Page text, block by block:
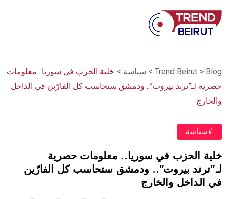
Trend Beirut > Blog
> سياسة > خلية الحزب في سوريا.. معلومات
حصرية لـ”ترند بيروت”.. ودمشق ستحاسب كل الفارّين في الداخل
والخارج
#سياسة
خلية الحزب في سوريا.. معلومات حصرية
لـ”ترند بيروت”.. ودمشق ستحاسب كل الفارّين
في الداخل والخارج